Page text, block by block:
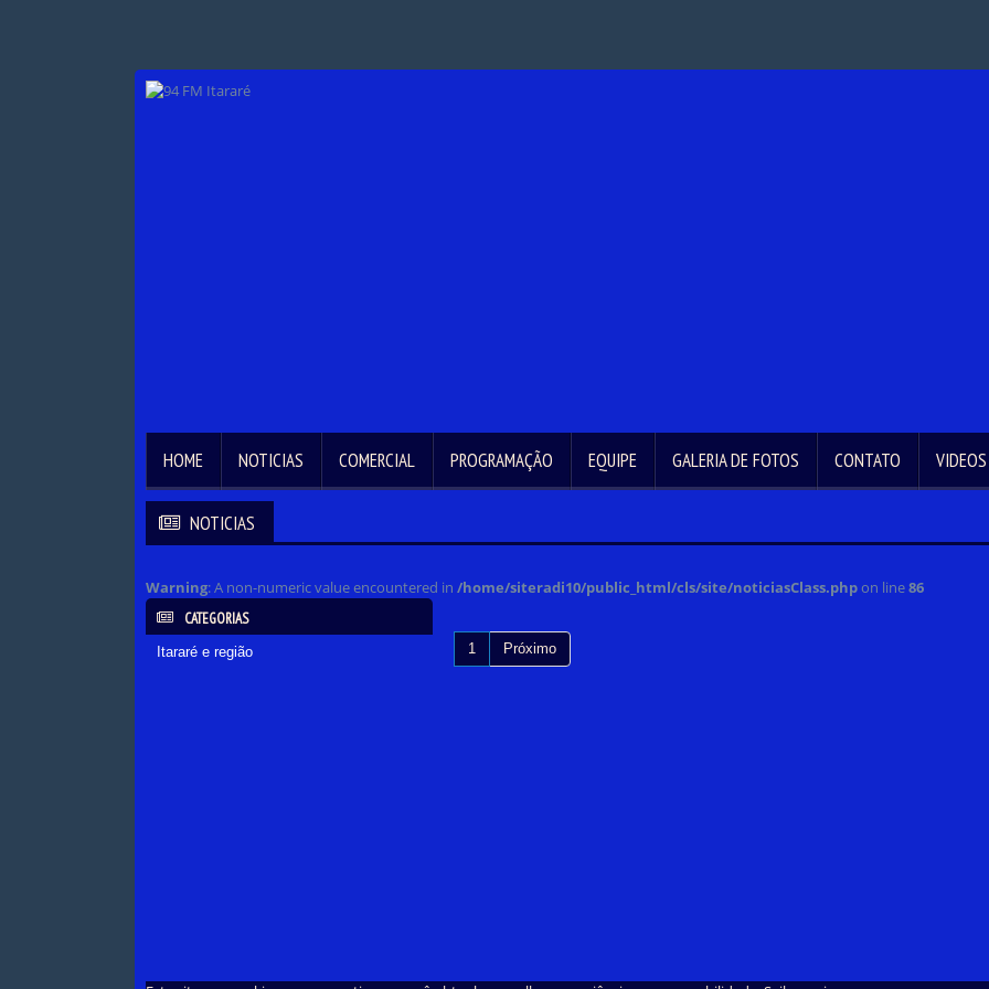
HOME NOTICIAS COMERCIAL PROGRAMAÇÃO EQUIPE GALERIA DE FOTOS CONTATO VIDEOS
NOTICIAS
Warning: A non-numeric value encountered in /home/siteradi10/public_html/cls/site/noticiasClass.php on line86
CATEGORIAS
Itararé e região 1 Próximo